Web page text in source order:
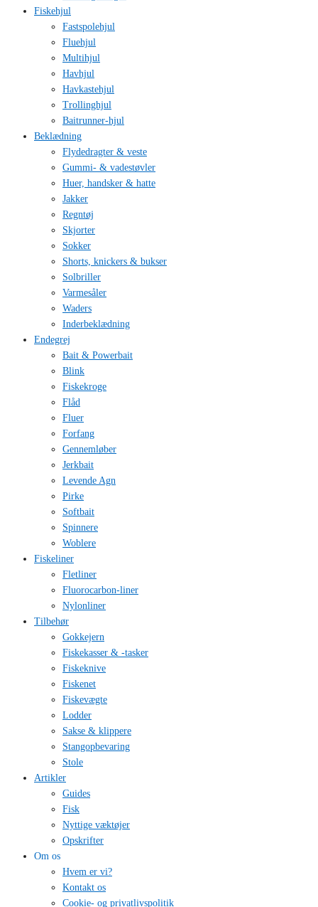
Fiskehjul
Fastspolehjul
Fluehjul
Multihjul
Havhjul
Havkastehjul
Trollinghjul
Baitrunner-hjul
Beklædning
Flydedragter & veste
Gummi- & vadestøvler
Huer, handsker & hatte
Jakker
Regntøj
Skjorter
Sokker
Shorts, knickers & bukser
Solbriller
Varmesåler
Waders
Inderbeklædning
Endegrej
Bait & Powerbait
Blink
Fiskekroge
Flåd
Fluer
Forfang
Gennemløber
Jerkbait
Levende Agn
Pirke
Softbait
Spinnere
Woblere
Fiskeliner
Fletliner
Fluorocarbon-liner
Nylonliner
Tilbehør
Gokkejern
Fiskekasser & -tasker
Fiskeknive
Fiskenet
Fiskevægte
Lodder
Sakse & klippere
Stangopbevaring
Stole
Artikler
Guides
Fisk
Nyttige væktøjer
Opskrifter
Om os
Hvem er vi?
Kontakt os
Cookie- og privatlivspolitik